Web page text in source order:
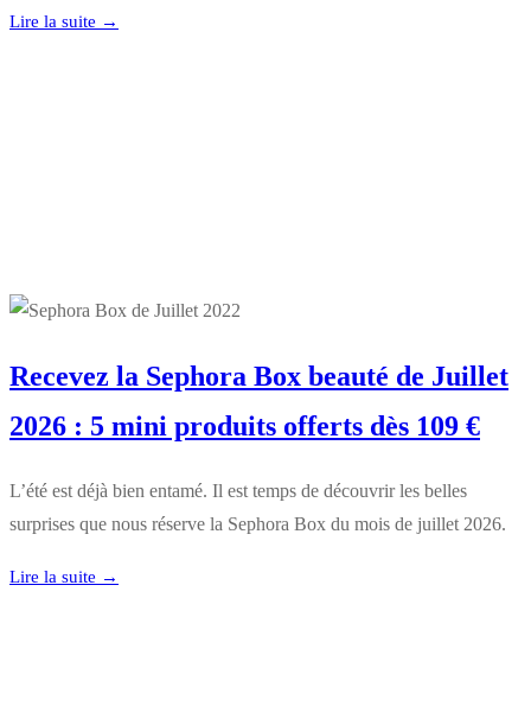
Lire la suite →
Recevez la Sephora Box beauté de Juillet
2026 : 5 mini produits offerts dès 109 €
L’été est déjà bien entamé. Il est temps de découvrir les belles
surprises que nous réserve la Sephora Box du mois de juillet 2026.
Lire la suite →